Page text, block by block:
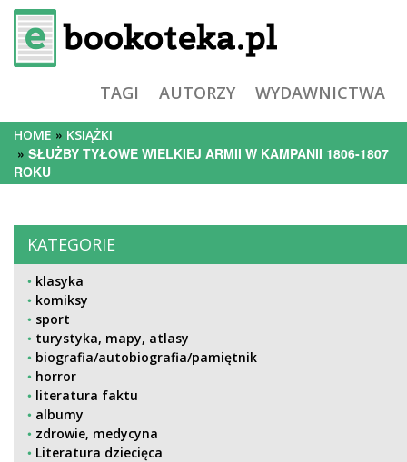
TAGI AUTORZY WYDAWNICTWA
HOME KSIĄŻKI
SŁUŻBY TYŁOWE WIELKIEJ ARMII W KAMPANII 1806-1807
ROKU
KATEGORIE
klasyka
komiksy
sport
turystyka, mapy, atlasy
biografia/autobiografia/pamiętnik
horror
literatura faktu
albumy
zdrowie, medycyna
Literatura dziecięca